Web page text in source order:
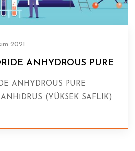
2021
ANHYDROUS PURE
ANHYDROUS PURE
(YÜKSEK SAFLIK)